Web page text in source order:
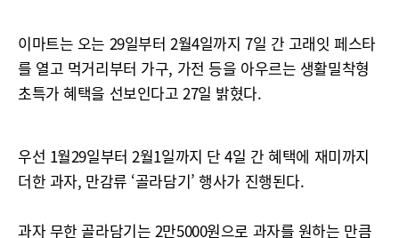
이마트는 오는 29일부터 2월4일까지 7일 간 고래잇 페스타
를 열고 먹거리부터 가구, 가전 등을 아우르는 생활밀착형
초특가 혜택을 선보인다고 27일 밝혔다.
우선 1월29일부터 2월1일까지 단 4일 간 혜택에 재미까지
더한 과자, 만감류 ‘골라담기’ 행사가 진행된다.
과자 무한 골라담기는 2만5000원으로 과자를 원하는 만큼